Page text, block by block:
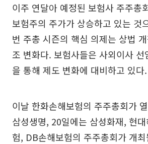
이주 연달아 예정된 보험사 주주총
보험주의 주가가 상승하고 있는 것
번 주총 시즌의 핵심 의제는 상법
조 변화다. 보험사들은 사외이사
을 통해 제도 변화에 대비하고 있다.
이날 한화손해보험의 주주총회가
삼성생명, 20일에는 삼성화재, 현
험, DB손해보험의 주주총회가 개